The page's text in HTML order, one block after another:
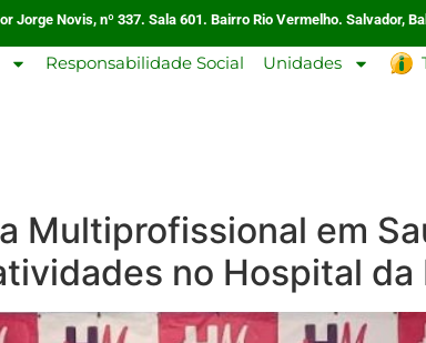
Jorge Novis, nº 337. Sala 601. Bairro Rio Vermelho. Salvador,
Responsabilidade Social Unidades
Multiprofissional em
no Hospital da